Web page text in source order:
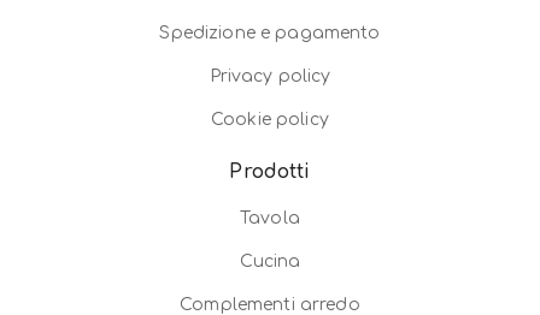
Spedizione e pagamento
Privacy policy
Cookie policy
Prodotti
Tavola
Cucina
Complementi arredo